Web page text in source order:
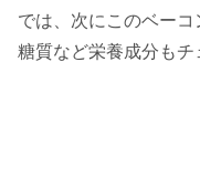
では、次にこのベー
糖質など栄養成分もチ